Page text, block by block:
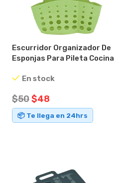
Escurridor Organizador De
Esponjas Para Pileta Cocina
En stock
$50$48
📦 Te llega en 24hrs